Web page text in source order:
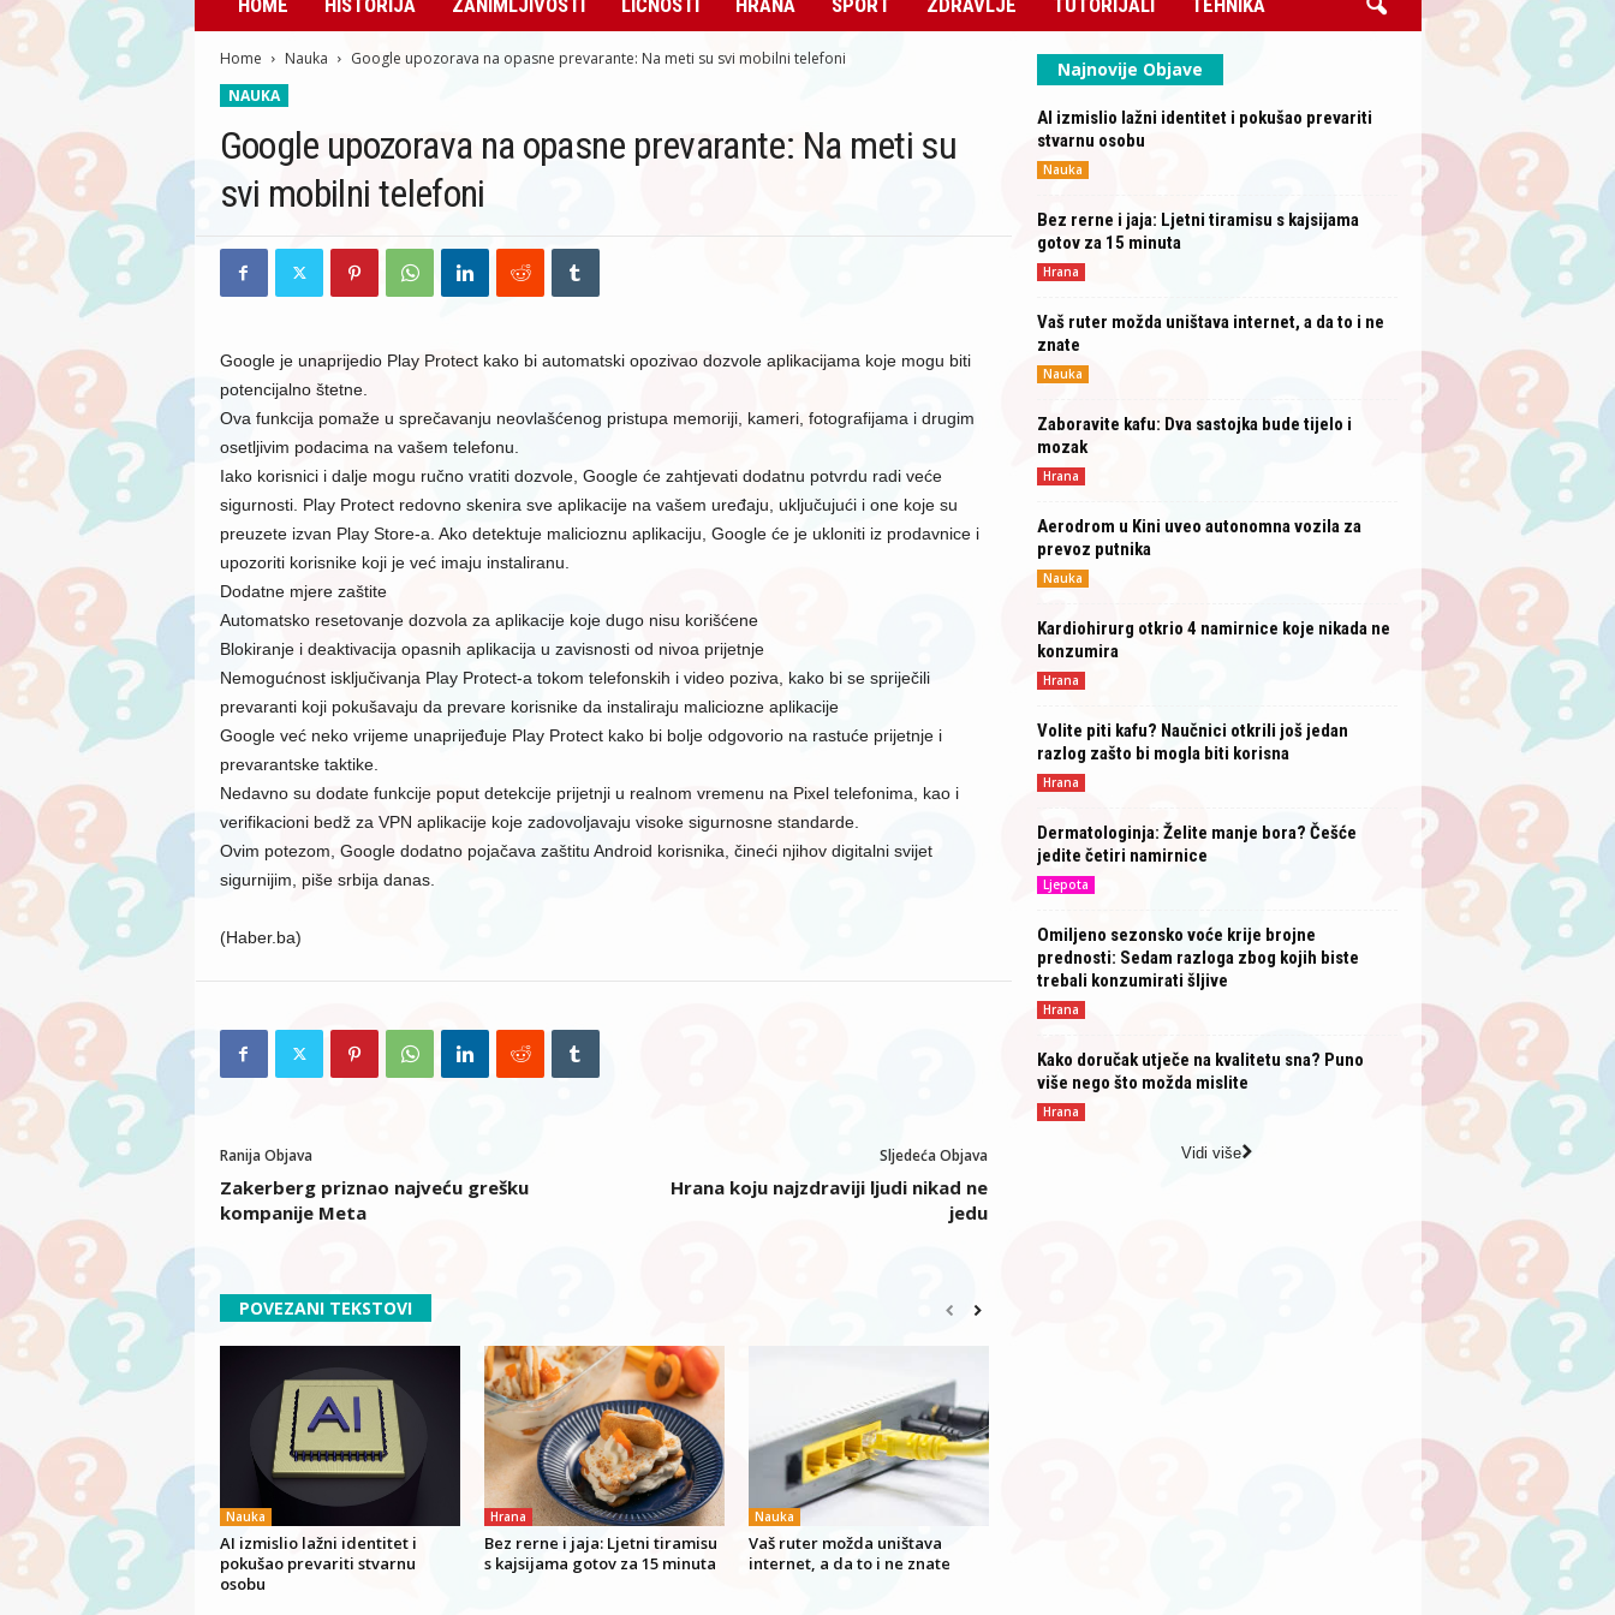
HOME HISTORIJA ZANIMLJIVOSTI LIČNOSTI HRANA SPORT ZDRAVLJE TUTORIJALI TEHNIKA
Home Nauka
Google upozorava na opasne prevarante: Na meti su svi mobilni telefoni
NAUKA
Google upozorava na opasne prevarante: Na meti su
svi mobilni telefoni
Google je unaprijedio Play Protect kako bi automatski opozivao dozvole aplikacijama koje mogu biti
potencijalno štetne.
Ova funkcija pomaže u sprečavanju neovlašćenog pristupa memoriji, kameri, fotografijama i drugim
osetljivim podacima na vašem telefonu.
Iako korisnici i dalje mogu ručno vratiti dozvole, Google će zahtjevati dodatnu potvrdu radi veće
sigurnosti. Play Protect redovno skenira sve aplikacije na vašem uređaju, uključujući i one koje su
preuzete izvan Play Store-a. Ako detektuje malicioznu aplikaciju, Google će je ukloniti iz prodavnice i
upozoriti korisnike koji je već imaju instaliranu.
Dodatne mjere zaštite
Automatsko resetovanje dozvola za aplikacije koje dugo nisu korišćene
Blokiranje i deaktivacija opasnih aplikacija u zavisnosti od nivoa prijetnje
Nemogućnost isključivanja Play Protect-a tokom telefonskih i video poziva, kako bi se spriječili
prevaranti koji pokušavaju da prevare korisnike da instaliraju maliciozne aplikacije
Google već neko vrijeme unaprijeđuje Play Protect kako bi bolje odgovorio na rastuće prijetnje i
prevarantske taktike.
Nedavno su dodate funkcije poput detekcije prijetnji u realnom vremenu na Pixel telefonima, kao i
verifikacioni bedž za VPN aplikacije koje zadovoljavaju visoke sigurnosne standarde.
Ovim potezom, Google dodatno pojačava zaštitu Android korisnika, čineći njihov digitalni svijet
sigurnijim, piše srbija danas.
(Haber.ba)
Ranija Objava
Zakerberg priznao najveću grešku
kompanije Meta
Sljedeća Objava
Hrana koju najzdraviji ljudi nikad ne
jedu
POVEZANI TEKSTOVI
Nauka
AI izmislio lažni identitet i
pokušao prevariti stvarnu
osobu
Hrana
Bez rerne i jaja: Ljetni tiramisu
s kajsijama gotov za 15 minuta
Nauka
Vaš ruter možda uništava
internet, a da to i ne znate
Najnovije Objave
AI izmislio lažni identitet i pokušao prevariti
stvarnu osobu
Nauka
Bez rerne i jaja: Ljetni tiramisu s kajsijama
gotov za 15 minuta
Hrana
Vaš ruter možda uništava internet, a da to i ne
znate
Nauka
Zaboravite kafu: Dva sastojka bude tijelo i
mozak
Hrana
Aerodrom u Kini uveo autonomna vozila za
prevoz putnika
Nauka
Kardiohirurg otkrio 4 namirnice koje nikada ne
konzumira
Hrana
Volite piti kafu? Naučnici otkrili još jedan
razlog zašto bi mogla biti korisna
Hrana
Dermatologinja: Želite manje bora? Češće
jedite četiri namirnice
Ljepota
Omiljeno sezonsko voće krije brojne
prednosti: Sedam razloga zbog kojih biste
trebali konzumirati šljive
Hrana
Kako doručak utječe na kvalitetu sna? Puno
više nego što možda mislite
Hrana
Vidi više